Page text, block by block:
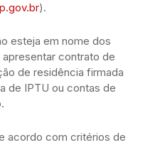
).
esteja em nome dos
contrato de
de residência firmada
de IPTU ou contas de
acordo com critérios de